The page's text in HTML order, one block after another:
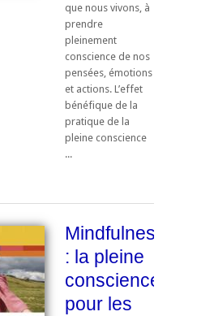
que nous vivons, à
prendre
pleinement
conscience de nos
pensées, émotions
et actions. L’effet
bénéfique de la
pratique de la
pleine conscience
...
Mindfulness
: la pleine
conscience
pour les